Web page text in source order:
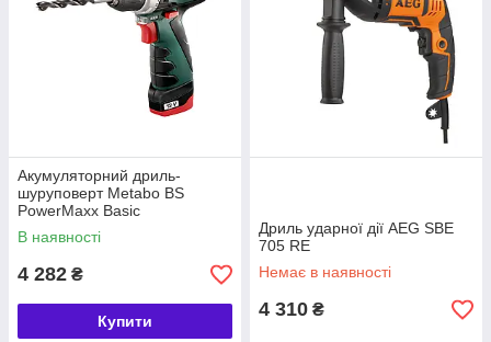
Акумуляторний дриль-
шуруповерт Metabo BS
PowerMaxx Basic
(600984500)
В наявності
4 282 ₴
Купити
Дриль ударної дії AEG SBE
705 RE
Немає в наявності
4 310 ₴